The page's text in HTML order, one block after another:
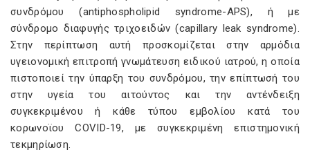
συνδρόμου (antiphospholipid syndrome-APS), ή με
σύνδρομο διαφυγής τριχοειδών (capillary leak syndrome).
Στην περίπτωση αυτή προσκομίζεται στην αρμόδια
υγειονομική επιτροπή γνωμάτευση ειδικού ιατρού, η οποία
πιστοποιεί την ύπαρξη του συνδρόμου, την επίπτωσή του
στην υγεία του αιτούντος και την αντένδειξη
συγκεκριμένου ή κάθε τύπου εμβολίου κατά του
κορωνοϊου COVID-19, με συγκεκριμένη επιστημονική
τεκμηρίωση.